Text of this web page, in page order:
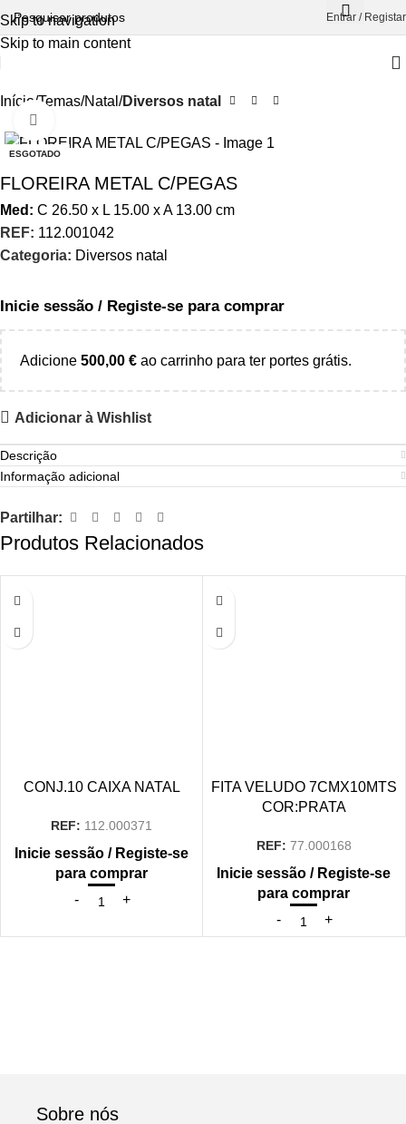
Skip to navigation
Skip to main content
Entrar / Registar
Início Temas Natal Diversos natal
ESGOTADO
FLOREIRA METAL C/PEGAS
Med: C 26.50 x L 15.00 xA 13.00 cm
REF: 112.001042
Categoria: Diversos natal
Inicie sessão / Registe-se para comprar
Adicione 500,00 € ao carrinho para ter portes grátis.
Adicionar à Wishlist
Descrição
Informação adicional
Partilhar:
Produtos Relacionados
CONJ.10 CAIXA NATAL
REF: 112.000371
Inicie sessão / Registe-se
para comprar
FITA VELUDO 7CMX10MTS
COR:PRATA
REF: 77.000168
Inicie sessão / Registe-se
para comprar
Sobre nós